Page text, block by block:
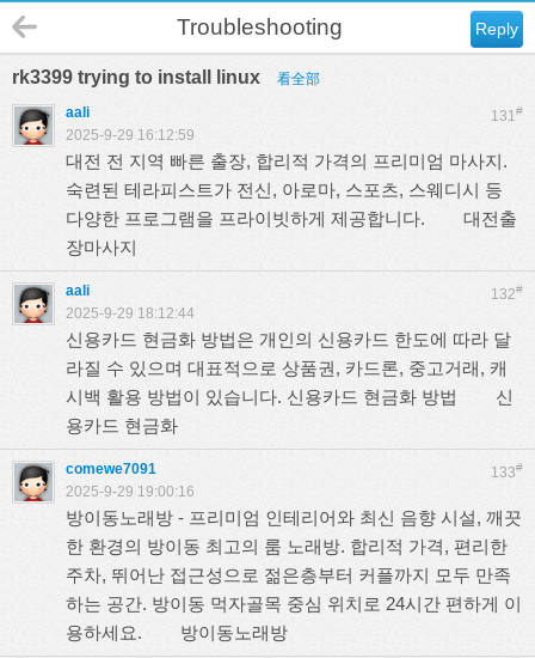
Reply
Troubleshooting
rk3399 trying to install linux 看全部
131#
aali
2025-9-29 16:12:59
대전 전 지역 빠른 출장, 합리적 가격의 프리미엄 마사지.
숙련된 테라피스트가 전신, 아로마, 스포츠, 스웨디시 등
다양한 프로그램을 프라이빗하게 제공합니다. 대전출
장마사지
132#
aali
2025-9-29 18:12:44
신용카드 현금화 방법은 개인의 신용카드 한도에 따라 달
라질 수 있으며 대표적으로 상품권, 카드론, 중고거래, 캐
시백 활용 방법이 있습니다. 신용카드 현금화 방법 신
용카드 현금화
133#
comewe7091
2025-9-29 19:00:16
방이동노래방 - 프리미엄 인테리어와 최신 음향 시설, 깨끗
한 환경의 방이동 최고의 룸 노래방. 합리적 가격, 편리한
주차, 뛰어난 접근성으로 젊은층부터 커플까지 모두 만족
하는 공간. 방이동 먹자골목 중심 위치로 24시간 편하게 이
용하세요. 방이동노래방